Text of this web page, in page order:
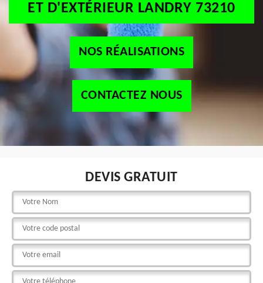
ET D'EXTÉRIEUR LANDRY 73210
NOS RÉALISATIONS
CONTACTEZ NOUS
DEVIS GRATUIT